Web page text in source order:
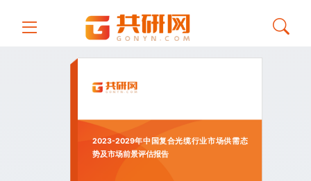
2023-2029年中国复合光缆行业市场供需态
势及市场前景评估报告